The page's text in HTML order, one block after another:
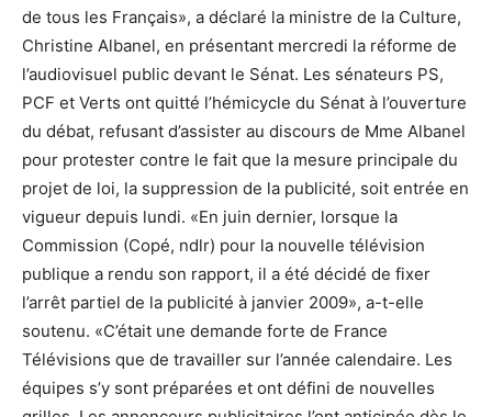
de tous les Français», a déclaré la ministre de la Culture,
Christine Albanel, en présentant mercredi la réforme de
l’audiovisuel public devant le Sénat. Les sénateurs PS,
PCF et Verts ont quitté l’hémicycle du Sénat à l’ouverture
du débat, refusant d’assister au discours de Mme Albanel
pour protester contre le fait que la mesure principale du
projet de loi, la suppression de la publicité, soit entrée en
vigueur depuis lundi. «En juin dernier, lorsque la
Commission (Copé, ndlr) pour la nouvelle télévision
publique a rendu son rapport, il a été décidé de fixer
l’arrêt partiel de la publicité à janvier 2009», a-t-elle
soutenu. «C’était une demande forte de France
Télévisions que de travailler sur l’année calendaire. Les
équipes s’y sont préparées et ont défini de nouvelles